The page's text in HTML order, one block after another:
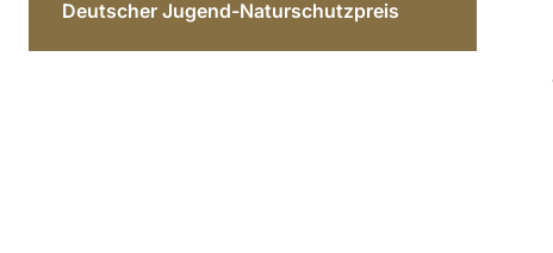
Deutscher Jugend-Naturschutzpreis